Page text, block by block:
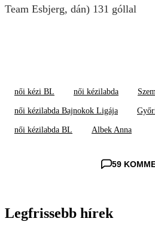
Team Esbjerg, dán) 131 góllal
női kézi BL női kézilabda
női kézilabda Bajnokok Ligája
női kézilabda BL Albek Anna
59
Legfrissebb hírek